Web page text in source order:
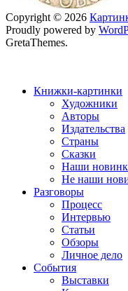
Copyright © 2026
Proudly powered by
GretaThemes.
Книжки-картинки
Художники
Авторы
Издательства
Страны
Сказки
Наши
Не наши
Разговоры
Процесс
Интервью
Статьи
Обзоры
Личное дело
События
Выставки